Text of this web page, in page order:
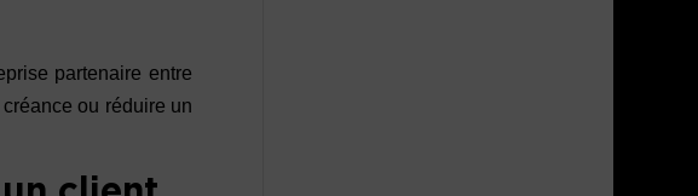
partenaire entre
ou réduire un